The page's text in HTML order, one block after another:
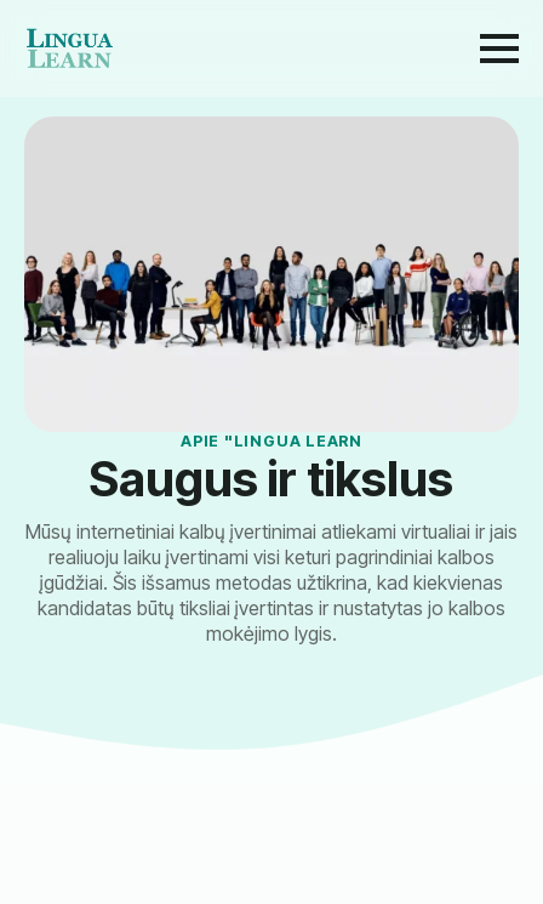
APIE "LINGUA LEARN
Saugus ir tikslus
Mūsų internetiniai kalbų įvertinimai atliekami virtualiai ir jais
realiuoju laiku įvertinami visi keturi pagrindiniai kalbos
įgūdžiai. Šis išsamus metodas užtikrina, kad kiekvienas
kandidatas būtų tiksliai įvertintas ir nustatytas jo kalbos
mokėjimo lygis.